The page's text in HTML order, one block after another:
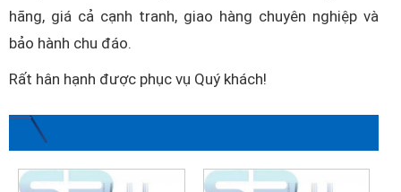
hãng, giá cả cạnh tranh, giao hàng chuyên nghiệp và
bảo hành chu đáo.
Rất hân hạnh được phục vụ Quý khách!